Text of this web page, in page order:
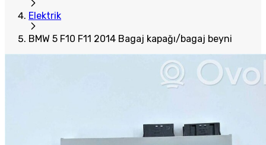
Elektrik
BMW 5 F10 F11 2014 Bagaj kapağı/bagaj beyni